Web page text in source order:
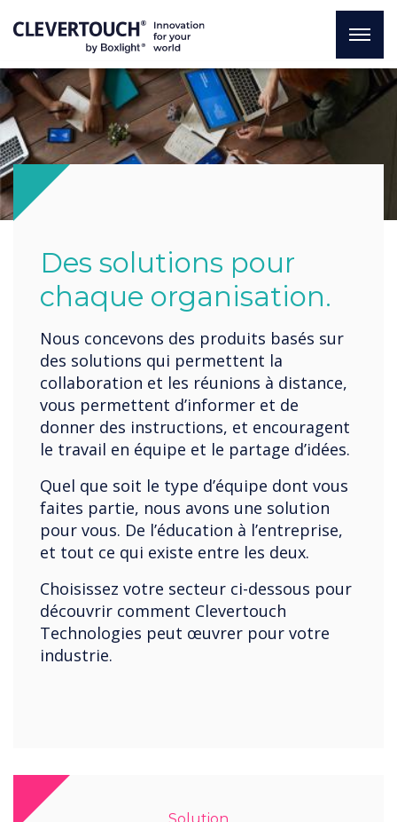
Des solutions pour
chaque organisation.
Nous concevons des produits basés sur
des solutions qui permettent la
collaboration et les réunions à distance,
vous permettent d’informer et de
donner des instructions, et encouragent
le travail en équipe et le partage d’idées.
Quel que soit le type d’équipe dont vous
faites partie, nous avons une solution
pour vous. De l’éducation à l’entreprise,
et tout ce qui existe entre les deux.
Choisissez votre secteur ci-dessous pour
découvrir comment Clevertouch
Technologies peut œuvrer pour votre
industrie.
Solution